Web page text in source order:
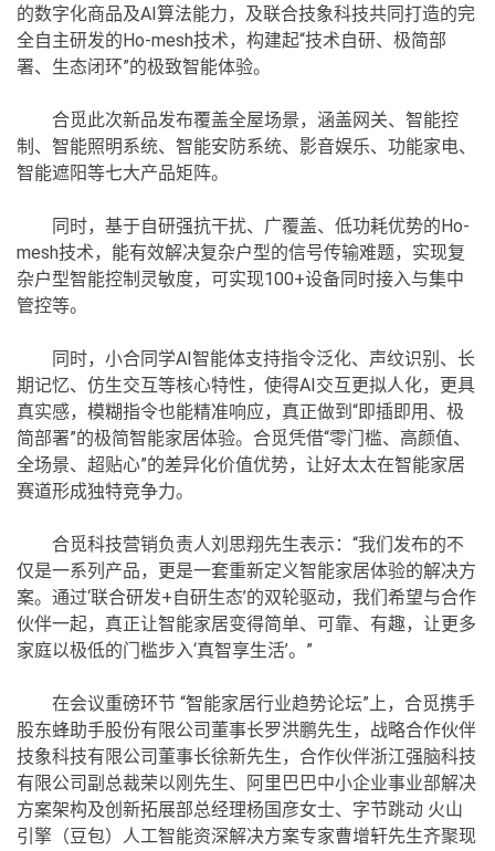
的数字化商品及AI算法能力，及联合技象科技共同打造的完
全自主研发的Ho-mesh技术，构建起“技术自研、极简部
署、生态闭环”的极致智能体验。
合觅此次新品发布覆盖全屋场景，涵盖网关、智能控
制、智能照明系统、智能安防系统、影音娱乐、功能家电、
智能遮阳等七大产品矩阵。
同时，基于自研强抗干扰、广覆盖、低功耗优势的Ho-
mesh技术，能有效解决复杂户型的信号传输难题，实现复
杂户型智能控制灵敏度，可实现100+设备同时接入与集中
管控等。
同时，小合同学AI智能体支持指令泛化、声纹识别、长
期记忆、仿生交互等核心特性，使得AI交互更拟人化，更具
真实感，模糊指令也能精准响应，真正做到“即插即用、极
简部署”的极简智能家居体验。合觅凭借“零门槛、高颜值、
全场景、超贴心”的差异化价值优势，让好太太在智能家居
赛道形成独特竞争力。
合觅科技营销负责人刘思翔先生表示：“我们发布的不
仅是一系列产品，更是一套重新定义智能家居体验的解决方
案。通过‘联合研发+自研生态’的双轮驱动，我们希望与合作
伙伴一起，真正让智能家居变得简单、可靠、有趣，让更多
家庭以极低的门槛步入‘真智享生活’。”
在会议重磅环节 “智能家居行业趋势论坛”上，合觅携手
股东蜂助手股份有限公司董事长罗洪鹏先生，战略合作伙伴
技象科技有限公司董事长徐新先生，合作伙伴浙江强脑科技
有限公司副总裁荣以刚先生、阿里巴巴中小企业事业部解决
方案架构及创新拓展部总经理杨国彦女士、字节跳动 火山
引擎（豆包）人工智能资深解决方案专家曹增轩先生齐聚现